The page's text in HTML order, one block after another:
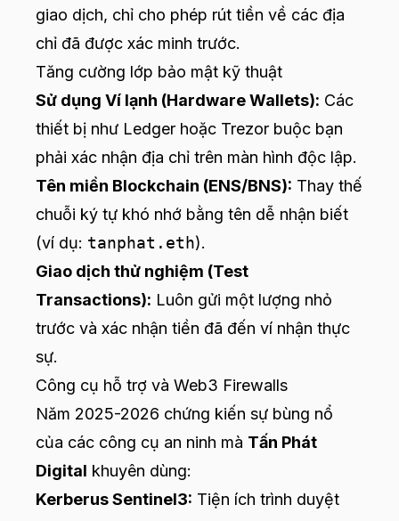
giao dịch, chỉ cho phép rút tiền về các địa
chỉ đã được xác minh trước.
Tăng cường lớp bảo mật kỹ thuật
Sử dụng Ví lạnh (Hardware Wallets): Các
thiết bị như Ledger hoặc Trezor buộc bạn
phải xác nhận địa chỉ trên màn hình độc lập.
Tên miền Blockchain (ENS/BNS): Thay thế
chuỗi ký tự khó nhớ bằng tên dễ nhận biết
(ví dụ: tanphat.eth).
Giao dịch thử nghiệm (Test
Transactions): Luôn gửi một lượng nhỏ
trước và xác nhận tiền đã đến ví nhận thực
sự.
Công cụ hỗ trợ và Web3 Firewalls
Năm 2025-2026 chứng kiến sự bùng nổ
của các công cụ an ninh mà Tấn Phát
Digital khuyên dùng:
Kerberus Sentinel3: Tiện ích trình duyệt